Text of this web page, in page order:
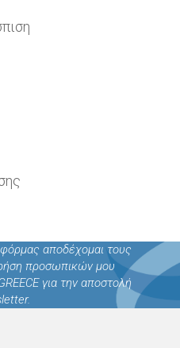
αποδέχομαι τους
προσωπικών μου
για την αποστολή